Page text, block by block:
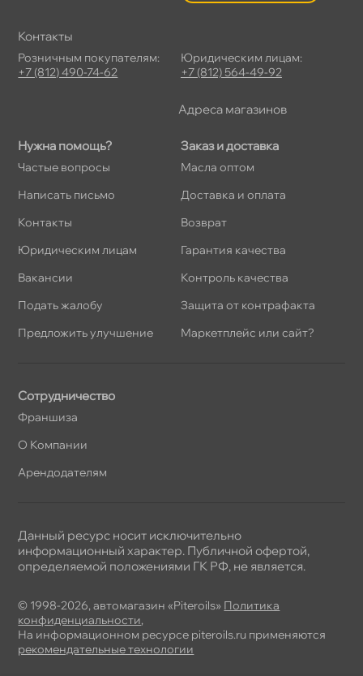
Нужна помощь?
Частые вопросы
Написать письмо
Контакты
Юридическим лицам
акансии
Подать жалобу
Предложить улучшение
Заказ и доставка
Масла оптом
Доставка и оплата
озврат
Гарантия качества
Контроль качества
Защита от контрафакта
Маркетплейс или сайт?
Сотрудничество
Франшиза
О Компании
Арендодателям
Контакты
Розничным покупателям:
+7 (812) 490-74-62
Юридическим лицам:
+7 (812) 564-49-92
Адреса магазино
© 1998-2026, автомагазин «Piteroils» Политика
конфиденциальности,
На информационном ресурсе piteroils.ru применяются
рекомендательные технологии
Данный ресурс носит исключительно
информационный характер. Публичной офертой,
определяемой положениями ГК РФ, не является.